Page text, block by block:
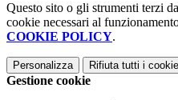
Questo sito o gli strumenti terzi
cookie necessari al
COOKIE POLICY.
Personalizza Rifiuta tutti i
Gestione cookie